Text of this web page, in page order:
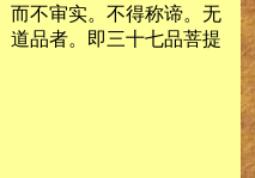
而不审实。不得称谛。无
道品者。即三十七品菩提